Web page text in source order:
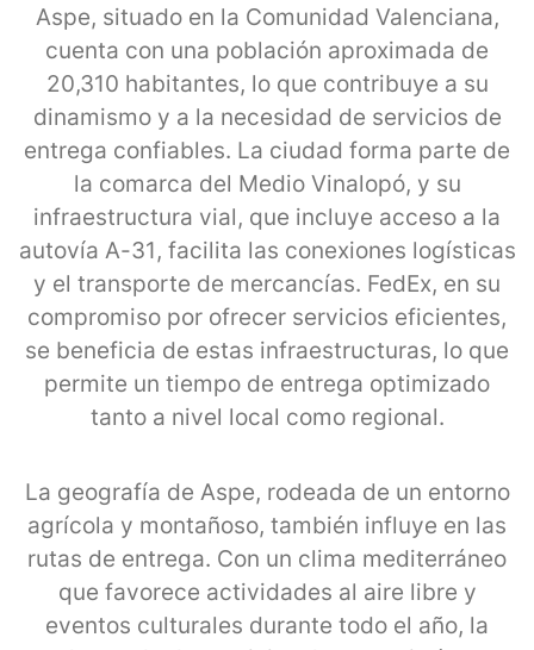
Aspe, situado en la Comunidad Valenciana,
cuenta con una población aproximada de
20,310 habitantes, lo que contribuye a su
dinamismo y a la necesidad de servicios de
entrega confiables. La ciudad forma parte de
la comarca del Medio Vinalopó, y su
infraestructura vial, que incluye acceso a la
autovía A-31, facilita las conexiones logísticas
y el transporte de mercancías. FedEx, en su
compromiso por ofrecer servicios eficientes,
se beneficia de estas infraestructuras, lo que
permite un tiempo de entrega optimizado
tanto a nivel local como regional.
La geografía de Aspe, rodeada de un entorno
agrícola y montañoso, también influye en las
rutas de entrega. Con un clima mediterráneo
que favorece actividades al aire libre y
eventos culturales durante todo el año, la